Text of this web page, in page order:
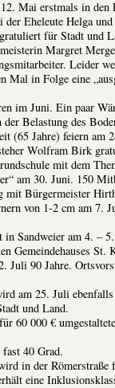
Mai erstmals in den
der Eheleute Helga
für Stadt und
Margret
Leider
Mal in Folge eine
im Juni. Ein paar
Belastung des
(65 Jahre) feiern am
Wolfram Birk
mit dem
am 30. Juni. 150
mit Bürgermeister
von 1-2 cm am 7.
in Sandweier am 4. –
Gemeindehauses St.
Juli 90 Jahre.
am 25. Juli
und Land.
60 000 €
40 Grad.
in der Römerstraße
eine